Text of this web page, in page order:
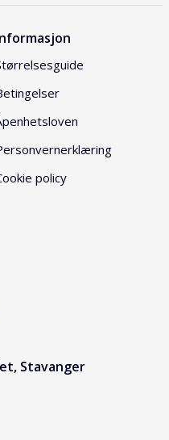
policy
Stavanger